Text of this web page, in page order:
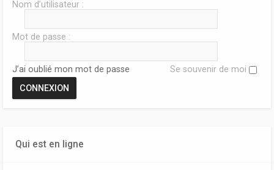
Nom d’utilisateur :
Mot de passe :
J’ai oublié mon mot de passe Se souvenir de moi
Qui est en ligne